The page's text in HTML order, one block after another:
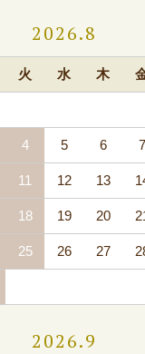
2026.8
火 水 木
4 5 6 7
11 12 13
18 19 20
25 26 27
2026.9